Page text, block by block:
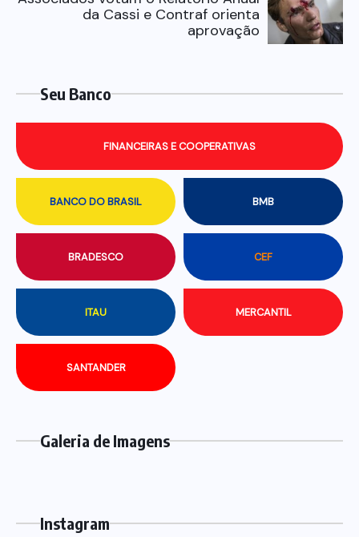
da Cassi e Contraf orienta
aprovação
Seu Banco
BANCO DO BRASIL BMB
BRADESCO CEF
FINANCEIRAS E COOPERATIVAS
ITAU MERCANTIL
SANTANDER
Galeria de Imagens
Instagram